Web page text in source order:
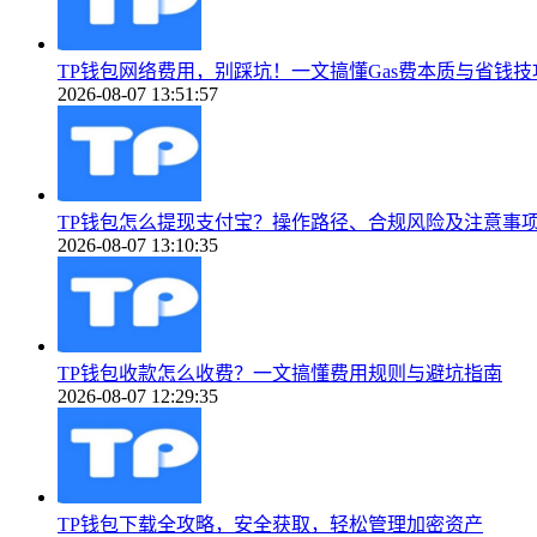
TP钱包网络费用，别踩坑！一文搞懂Gas费本质与省钱技
2026-08-07 13:51:57
TP钱包怎么提现支付宝？操作路径、合规风险及注意事
2026-08-07 13:10:35
TP钱包收款怎么收费？一文搞懂费用规则与避坑指南
2026-08-07 12:29:35
TP钱包下载全攻略，安全获取，轻松管理加密资产